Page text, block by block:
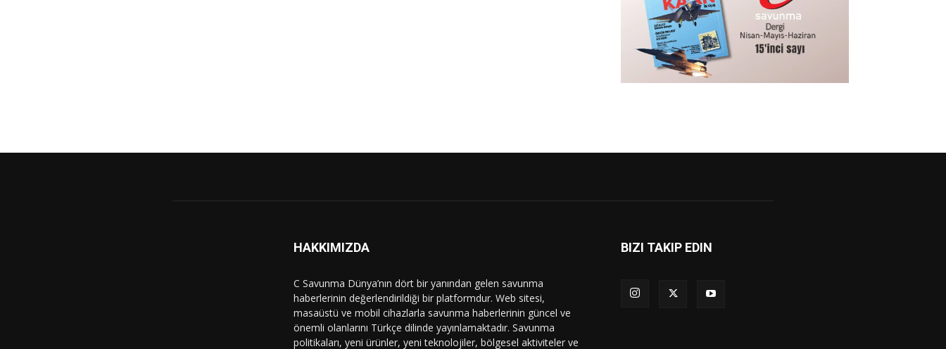
HAKKIMIZDA
C Savunma Dünya’nın dört bir yanından gelen savunma
haberlerinin değerlendirildiği bir platformdur. Web sitesi,
masaüstü ve mobil cihazlarla savunma haberlerinin güncel ve
önemli olanlarını Türkçe dilinde yayınlamaktadır. Savunma
politikaları, yeni ürünler, yeni teknolojiler, bölgesel aktiviteler ve
BIZI TAKIP EDIN